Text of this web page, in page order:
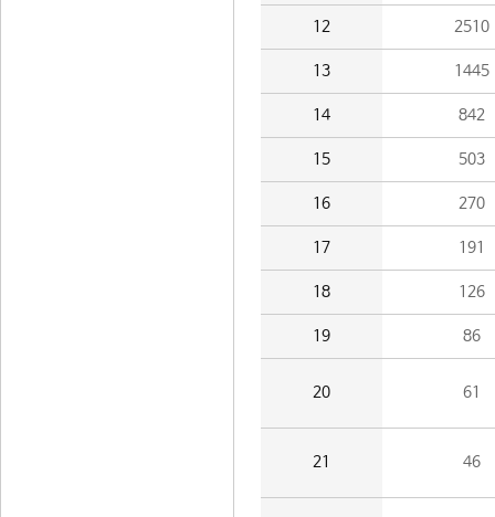
12 2510
13 1445
14 842
15 503
16 270
17 191
18 126
19 86
20 61
21 46